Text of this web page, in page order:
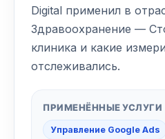
Digital применил в
Здравоохранение —
клиника и какие
отслеживались.
ПРИМЕНЁННЫЕ УСЛУГИ
Управление Google Ads